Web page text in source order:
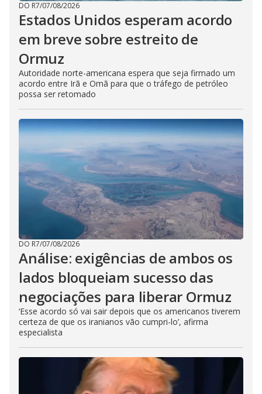
DO R7/07/08/2026
Estados Unidos esperam acordo
em breve sobre estreito de
Ormuz
Autoridade norte-americana espera que seja firmado um
acordo entre Irã e Omã para que o tráfego de petróleo
possa ser retomado
DO R7/07/08/2026
Análise: exigências de ambos os
lados bloqueiam sucesso das
negociações para liberar Ormuz
‘Esse acordo só vai sair depois que os americanos tiverem
certeza de que os iranianos vão cumpri-lo’, afirma
especialista